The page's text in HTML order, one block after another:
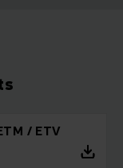
/ ETV